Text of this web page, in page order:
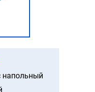
напольный